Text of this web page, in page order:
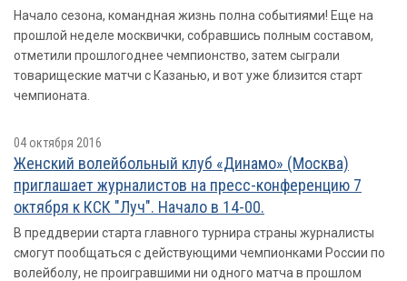
Начало сезона, командная жизнь полна событиями! Еще на
прошлой неделе москвички, собравшись полным составом,
отметили прошлогоднее чемпионство, затем сыграли
товарищеские матчи с Казанью, и вот уже близится старт
чемпионата.
04 октября 2016
Женский волейбольный клуб «Динамо» (Москва)
приглашает журналистов на пресс-конференцию 7
октября к КСК "Луч". Начало в 14-00.
В преддверии старта главного турнира страны журналисты
смогут пообщаться с действующими чемпионками России по
волейболу, не проигравшими ни одного матча в прошлом